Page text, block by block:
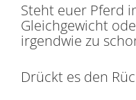
Steht euer Pferd
Gleichgewicht
irgendwie zu
Drückt es den